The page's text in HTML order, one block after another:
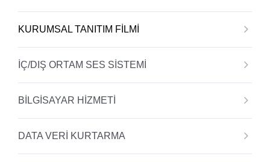
KURUMSAL TANITIM FİLMİ
İÇ/DIŞ ORTAM SES SİSTEMİ
BİLGİSAYAR HİZMETİ
DATA VERİ KURTARMA